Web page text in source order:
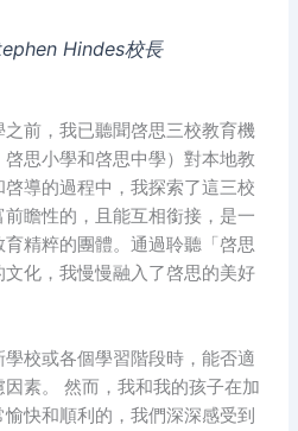
Hindes校長
前，我已聽聞啓思三校教育機
思小學和啓思中學）對本地教
導的過程中，我探索了這三校
瞻性的，且能互相銜接，是一
精粹的團體。通過聆聽「啓思
化，我慢慢融入了啓思的美好
校或各個學習階段時，能否適
素。 然而，我和我的孩子在加
快和順利的，我們深深感受到